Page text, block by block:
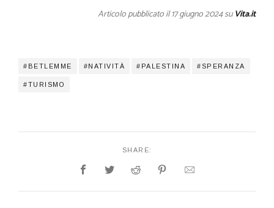
Articolo pubblicato il 17 giugno 2024 suVita.it
BETLEMME NATIVITÀ PALESTINA SPERANZA
TURISMO
SHARE: